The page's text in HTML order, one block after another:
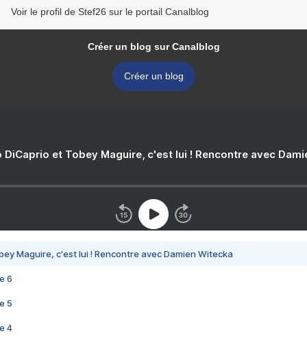
Voir le profil de Stef26 sur le portail Canalblog
Créer un blog sur Canalblog
Créer un blog
DiCaprio et Tobey Maguire, c'est lui ! Rencontre avec
Maguire, c'est lui ! Rencontre avec Damien Witecka
6
5
4